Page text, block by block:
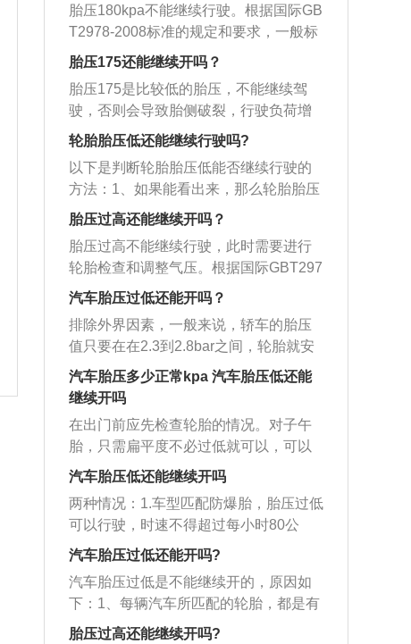
要看清楚生产日期，因为轮胎也是有保
质期的。一般情况下，闲置不用的轮胎
因此，轮胎压力必须维持在合理状态和
范围内，这样才又安全又好用。轮胎胎
压要按规定值打，这个值一般在驾驶侧
的门附近可以找到。打开车门在B柱上就
有，胎压一般是200到300MPa，前轮胎
面，车的前面就重一些，所以胎压大一
些。
车辆高速行驶，就可能导致爆胎；使胎
体变形增大，胎侧容易出现裂口，同时
产生屈挠运动，导致过度发热，促使橡
胶老化，帘布层疲劳，帘线折断，还会
使轮胎接地面积增大，加速胎肩磨损。
部件的寿命；会使轮胎帘线受到过度的
伸张变形，胎体弹性下降，使汽车在行
当遇到路面的钉子、玻璃等尖锐物体
时，很容易扎入胎内，冲击会产生内裂
和爆破，造成爆胎。 胎压过低的危害：
与路面的摩擦系数便会增大，油耗上
升；造成方向盘很沉，易跑偏等不利驾
乘安全的因素；使轮胎各部位的运动量
增大，过度的碾压造成轮胎的异常发
热；使得帘线以及橡胶的功能降低，引
发脱层或者帘线折断与轮辋之间产生过
度的摩擦造成胎圈部位损伤，异常磨
急剧升高，轮胎变软，强度急剧下降。
车辆高速行驶，就可能导致爆胎；使胎
体变形增大，胎侧容易出现裂口，同时
产生屈挠运动，导致过度发热，促使橡
胶老化，帘布层疲劳，帘线折断，还会
致轮胎与地面的接触面积减小，轮胎与
地面的摩擦力就会减小，汽车的制动距
离就会变长，在行车过程中有隐隐约约
的漂浮感，降低车内人员乘坐舒适性，
会导致轮胎胎纹加速磨损，减少轮胎的
面凸起物或者是路面石子等尖锐物体，
轮胎很容易被扎破，严重时容易发生爆
胎。正常胎压数值：正常的汽车胎压一
般保持在2.4-2.6bar，汽车胎压标准值一
般在油箱盖内部或者驾驶室内的汽车铭
牌上有显示，如果出现胎压变化问题，
建议及时检查维修。
胎压180kpa不能继续行驶。根据国际GB
T2978-2008标准的规定和要求，一般标
准型轮胎240-250kpa；增强型轮胎280-
390kpa；最高气压不能大于350kpa。17
0kpa是比较低的低压，是不能继续行
驶。胎压过低的危害：与路面的摩擦系
数便会增大，油耗上升；造成方向盘很
沉，易跑偏等不利驾乘安全的因素；使
轮胎各部位的运动量增大，过度的碾压
胶的功能降低，引发脱层或者帘线折断
与轮辋之间产生过度的摩擦造成胎圈部
位损伤，异常磨损；轮胎与地面的摩擦
成倍增加，胎温急剧升高，轮胎变软，
强度急剧下降。车辆高速行驶，就可能
导致爆胎；使胎体变形增大，胎侧容易
出现裂口，同时产生屈挠运动，导致过
度发热，促使橡胶老化，帘布层疲劳，
帘线折断，还会使轮胎接地面积增大，
加速胎肩磨损。胎压不足的方法：如果
看不出什么损伤时，可直接充气至正常
发现轮胎被扎，就需要及时开到轮胎店
进行补胎后，重新充气即可；如果充完
气一段时间后提示胎压不足，但轮胎没
有破洞，可能是因为轮毂变形造成的漏
气，建议检查轮毂并更换。
胎压175还能继续开吗？
胎压175是比较低的胎压，不能继续驾
驶，否则会导致胎侧破裂，行驶负荷增
大，有爆胎的危险。根据国际GBT2978-
2008标准的规定和要求，一般标准型轮
胎240-250kpa；增强型轮胎280-390kp
a；最高气压不能大于350kpa。胎压过
高或过低的危害：1、过高的危害：当轮
胎胎压过高时，会降低轮胎的附着力，
影响制动效果，驾驶者能感受到方向盘
降低行驶的舒适性；因为胎压过高，会
导致轮胎与地面的接触面积减少，增加
轮胎花纹的局部磨损，轮胎接地面积变
小，附着力变差，以及脆弱的侧壁容易
鼓包，减少轮胎的使用寿命。2、过低的
与地面的接触面积，使轮胎与地面的摩
擦系数增大，行驶阻力增大，加快轮胎
磨损，减少轮胎的使用寿命。
轮胎胎压低还能继续行驶吗?
以下是判断轮胎胎压低能否继续行驶的
方法：1、如果能看出来，那么轮胎胎压
应该已经低于1.0bar，这时不能再驾驶。
如果车辆还想继续行驶，就需要更换备
胎后，开到维修厂维修。2、如果肉眼看
不出来，只是轮胎报警灯亮，可根据条
件随车备胎压表，用来检查四轮轮胎胎
压的情况，根据轮胎胎压具体判断。扩
展内容：1、轮胎的胎面被尖锐的物体刺
时候就要进行补胎处理。2、由于轮胎长
时间没有更换，轮胎胎口和轮圈接触面
不能完全密封，缓慢撒气。
胎压过高还能继续开吗？
胎压过高不能继续行驶，此时需要进行
轮胎检查和调整气压。根据国际GBT297
8-2008标准的规定和要求，不同轮胎胎
压如下：标准型轮胎：2.4-2.5bar；增强
型轮胎：2.8-2.9bar；最高气压：不应大
于3.5bar。胎压过高的危害：轮胎的摩擦
力、附着力会降低，影响制动效果；导
致方向盘震动、跑偏，使行驶的舒适性
降低；加速轮胎胎面中央的花纹局部磨
损，使轮胎寿命下降；车身的震动变
会使轮胎帘线受到过度的伸张变形，胎
体弹性下降，使汽车在行驶中受到的负
荷增大；耐轧性能下降。当遇到路面的
钉子、玻璃等尖锐物体时，很容易扎入
胎内，冲击会产生内裂和爆破，造成爆
胎。
汽车胎压过低还能开吗？
排除外界因素，一般来说，轿车的胎压
值只要在在2.3到2.8bar之间，轮胎就安
全。但是当轮胎出现过于低的现象，那
很有可能是扎钉甚至是爆胎，建议是找
好警示牌，最后报警或者低呼叫保险公
司过来救援。更多详细资料如下：1、另
外，造成油耗高还有一个很重要原因是
因为轮胎气不足而影响到耗油量，因为
轮胎压力过小时，轮胎与地面的接触面
更废油，所以要定期检查轮胎压力是否
正常。相反，轮胎气太多也不行，建议
气压值是在2.5之间。2、汽车在行驶的
过程中，只要轮胎和地面接触就会发生
汽车胎压多少正常kpa 汽车胎压低还能
继续开吗
在出门前应先检查轮胎的情况。对子午
胎，只需扁平度不必过低就可以，可以
试着用脚踏下，假如感觉弹力很大，而
不是发软的就是情况正常的。高压胎，
既有轮胎的斜交胎，若从正前方看胎肩
位置不突显，从侧边看与地面的接触位
置跟平时的面积类似就是正常的。汽车
胎压多少正常kpa30-250KPa。SUV车系
轮胎气压会比小汽车车系高一些，具体
都是会展现在车子用户手册或是车门（B
汽车胎压低还能继续开吗
两种情况：1.车型匹配防爆胎，胎压过低
可以行驶，时速不得超过每小时80公
里，不会对轮胎产生磨损。2.普通轮胎不
能行驶，胎压过低会导致轮胎胎壁受
损，长时间行驶会导致轮胎出现爆胎，
导致车辆失控。汽车的胎压是车辆轮胎
内部的空气压强，汽车再出现低气压的
汽车胎压过低还能开吗?
汽车胎压过低是不能继续开的，原因如
下：1、每辆汽车所匹配的轮胎，都是有
对应胎压的，它的高低是会直接影响轮
胎压过高还能继续开吗?